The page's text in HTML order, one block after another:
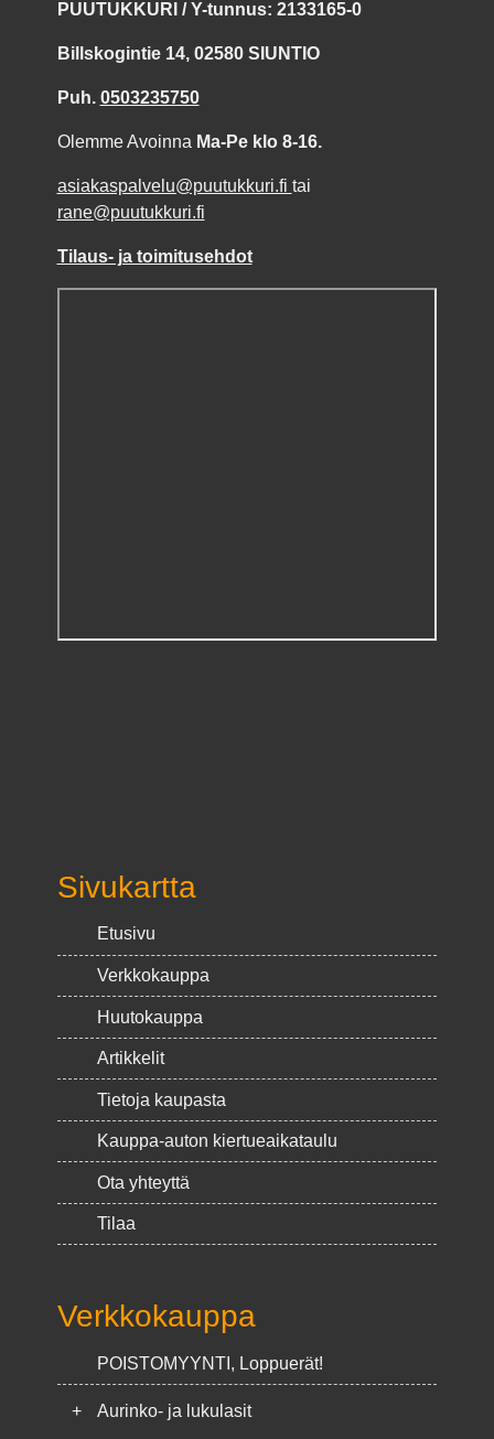
PUUTUKKURI / Y-tunnus: 2133165-0
Billskogintie 14, 02580 SIUNTIO
Puh. 0503235750
Olemme Avoinna Ma-Pe klo 8-16.
asiakaspalvelu@puutukkuri.fi tai
rane@puutukkuri.fi
Tilaus- ja toimitusehdot
Sivukartta
Etusivu
Verkkokauppa
Huutokauppa
Artikkelit
Tietoja kaupasta
Kauppa-auton kiertueaikataulu
Ota yhteyttä
Tilaa
Verkkokauppa
POISTOMYYNTI, Loppuerät!
+ Aurinko- ja lukulasit